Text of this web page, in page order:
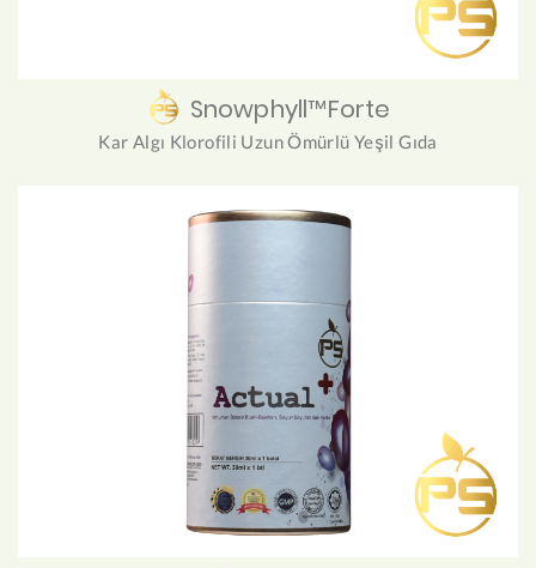
Snowphyll™Forte
Kar Algı Klorofili Uzun Ömürlü Yeşil Gıda